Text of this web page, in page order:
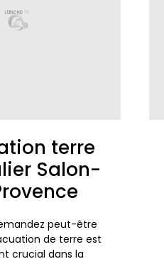
terre
Salon-
peut-être
de terre est
crucial dans la